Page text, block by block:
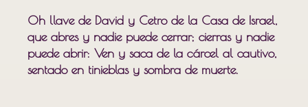
Oh llave de David y Cetro de la Casa de Israel,
que abres y nadie puede cerrar; cierras y nadie
puede abrir: Ven y saca de la cárcel al cautivo,
sentado en tinieblas y sombra de muerte.